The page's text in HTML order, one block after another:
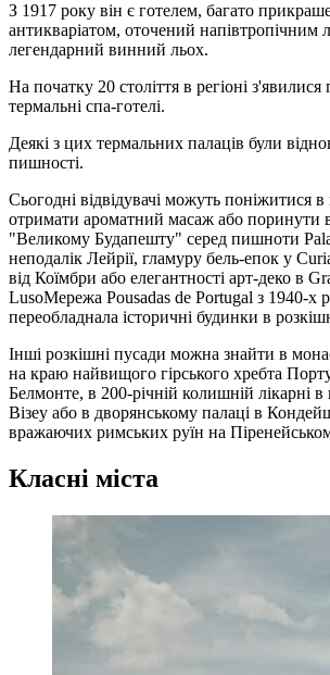
З 1917 року він є готелем, багато
антикваріатом, оточений напівтропічним
легендарний винний льох.
На початку 20 століття в регіоні з'явилися
термальні спа-готелі.
Деякі з цих термальних палаців були
пишності.
Сьогодні відвідувачі можуть поніжитися в
отримати ароматний масаж або поринути
"Великому Будапешту" серед пишноти
неподалік Лейрії, гламуру бель-епок у
від Коїмбри або елегантності арт-деко в
LusoМережа Pousadas de Portugal з 1940-х
переобладнала історичні будинки в
Інші розкішні пусади можна знайти в
на краю найвищого гірського хребта
Белмонте, в 200-річній колишній лікарні в
Візеу або в дворянському палаці в
вражаючих римських руїн на
Класні міста